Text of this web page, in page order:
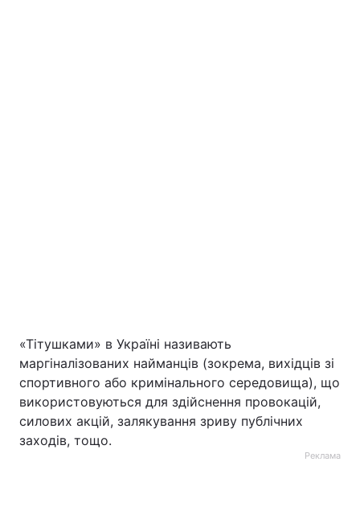
«Тітушками» в Україні називають
маргіналізованих найманців (зокрема, вихідців зі
спортивного або кримінального середовища), що
використовуються для здійснення провокацій,
силових акцій, залякування зриву публічних
заходів, тощо.
Реклама